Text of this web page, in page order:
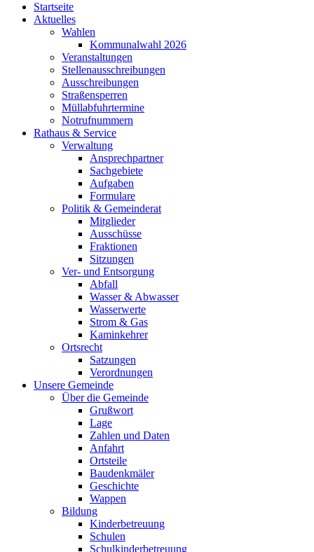
Startseite
Aktuelles
Wahlen
Kommunalwahl 2026
Veranstaltungen
Stellenausschreibungen
Ausschreibungen
Straßensperren
Müllabfuhrtermine
Notrufnummern
Rathaus & Service
Verwaltung
Ansprechpartner
Sachgebiete
Aufgaben
Formulare
Politik & Gemeinderat
Mitglieder
Ausschüsse
Fraktionen
Sitzungen
Ver- und Entsorgung
Abfall
Wasser & Abwasser
Wasserwerte
Strom & Gas
Kaminkehrer
Ortsrecht
Satzungen
Verordnungen
Unsere Gemeinde
Über die Gemeinde
Grußwort
Lage
Zahlen und Daten
Anfahrt
Ortsteile
Baudenkmäler
Geschichte
Wappen
Bildung
Kinderbetreuung
Schulen
Schulkinderbetreuung